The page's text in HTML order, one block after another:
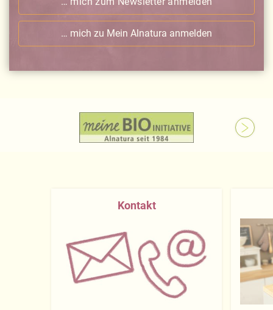
… mich zu Mein Alnatura anmelden
Kontakt